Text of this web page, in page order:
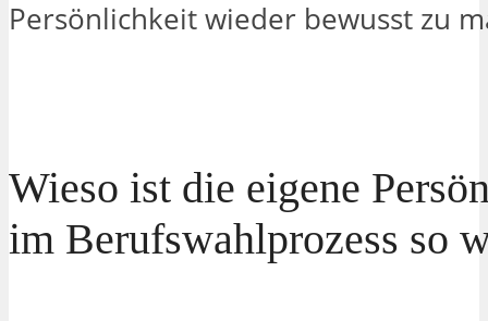
Persönlichkeit wieder bewusst zu
Wieso ist die eigene
im Berufswahlprozess so